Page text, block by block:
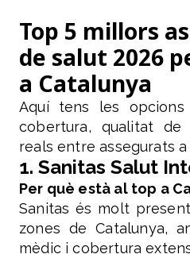
Top 5 millors
de salut 2026
a Catalunya
Aquí tens les
cobertura, qualitat de
reals entre assegurats a
1. Sanitas Salut
Per què està al top a
Sanitas és molt
zones de Catalunya,
mèdic i cobertura